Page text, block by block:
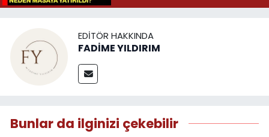
EDITÖR HAKKINDA
FADİME YILDIRIM
Bunlar da ilginizi çekebilir